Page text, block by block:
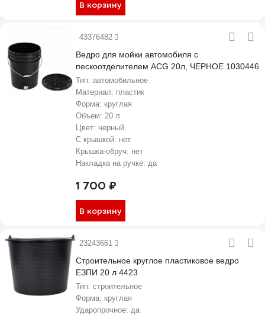
В корзину
43376482
Ведро для мойки автомобиля с
пескоотделителем ACG 20л, ЧЕРНОЕ 1030446
Тип: автомобильное
Материал: пластик
Форма: круглая
Объем: 20 л
Цвет: черный
С крышкой: нет
Крышка-обруч: нет
Накладка на ручке: да
1 700 ₽
В корзину
23243661
Строительное круглое пластиковое ведро
ЕЗПИ 20 л 4423
Тип: строительное
Форма: круглая
Ударопрочное: да